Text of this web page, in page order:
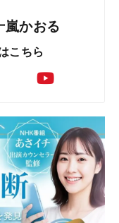
かおる
こちら